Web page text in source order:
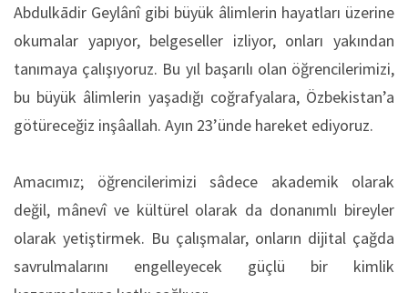
Abdulkādir Geylânî gibi büyük âlimlerin hayatları üzerine
okumalar yapıyor, belgeseller izliyor, onları yakından
tanımaya çalışıyoruz. Bu yıl başarılı olan öğrencilerimizi,
bu büyük âlimlerin yaşadığı coğrafyalara, Özbekistan’a
götüreceğiz inşâallah. Ayın 23’ünde hareket ediyoruz.
Amacımız; öğrencilerimizi sâdece akademik olarak
değil, mânevî ve kültürel olarak da donanımlı bireyler
olarak yetiştirmek. Bu çalışmalar, onların dijital çağda
savrulmalarını engelleyecek güçlü bir kimlik